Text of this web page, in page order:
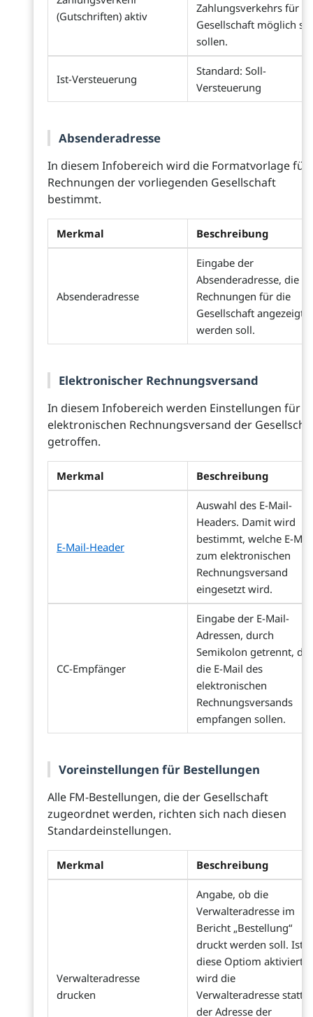
(Gutschriften) aktiv
Zahlungsverkehrs für
Gesellschaft möglich
sollen.
Ist-Versteuerung
Standard: Soll-
Versteuerung
Absenderadresse
In diesem Infobereich wird die Formatvorlage für
Rechnungen der vorliegenden Gesellschaft
bestimmt.
Merkmal Beschreibung
Absenderadresse
Eingabe der
Absenderadresse, die in
Rechnungen für die
Gesellschaft angezeigt
werden soll.
Elektronischer Rechnungsversand
In diesem Infobereich werden Einstellungen für
elektronischen Rechnungsversand der
getroffen.
Merkmal Beschreibung
E-Mail-Header
Auswahl des E-Mail-
Headers. Damit wird
bestimmt, welche E-Mail
zum elektronischen
Rechnungsversand
eingesetzt wird.
CC-Empfänger
Eingabe der E-Mail-
Adressen, durch
Semikolon getrennt, die
die E-Mail des
elektronischen
Rechnungsversands
empfangen sollen.
Voreinstellungen für Bestellungen
Alle FM-Bestellungen, die der Gesellschaft
zugeordnet werden, richten sich nach diesen
Standardeinstellungen.
Merkmal Beschreibung
Verwalteradresse
drucken
Angabe, ob die
Verwalteradresse im
Bericht „Bestellung“
druckt werden soll. Ist
diese Optiom aktiviert,
wird die
Verwalteradresse statt
der Adresse der